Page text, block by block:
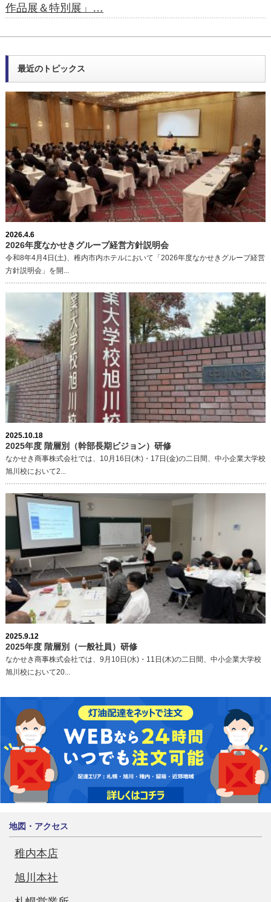
作品展＆特別展」…
最近のトピックス
2026.4.6
2026年度なかせきグループ経営方針説明会
令和8年4月4日(土)、稚内市内ホテルにおいて「2026年度なかせきグループ経営
方針説明会」を開...
2025.10.18
2025年度 階層別（幹部長期ビジョン）研修
なかせき商事株式会社では、10月16日(木)・17日(金)の二日間、中小企業大学校
旭川校において2...
2025.9.12
2025年度 階層別（一般社員）研修
なかせき商事株式会社では、9月10日(水)・11日(木)の二日間、中小企業大学校
旭川校において20...
地図・アクセス
稚内本店
旭川本社